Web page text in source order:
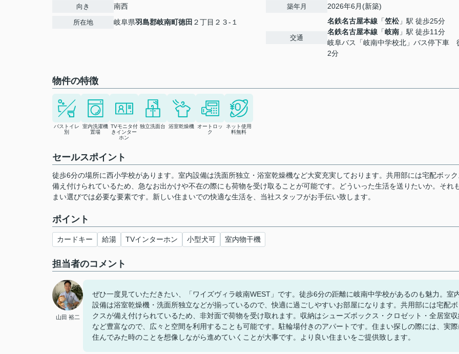
向き 南西
所在地 岐阜県羽島郡岐南町徳田 ２丁目２３-１
築年月 2026年6月(新築)
交通
名鉄名古屋本線 「笠松」駅 徒歩25分
名鉄名古屋本線 「岐南 」駅 徒歩11分
岐阜バス「岐南中学校北」バス停下車
2分
物件の特徴
バストイレ
別
室内洗濯機
置場
TVモニタ付
きインター
ホン
独立洗面台 浴室乾燥機
オートロッ
ク
ネット使用
料無料
セールスポイント
徒歩6分の場所に西小学校があります。室内設備は洗面所独立・浴室乾燥機など大変充実しております。共用部には宅配ボッ
備え付けられているため、急なお出かけや不在の際にも荷物を受け取ることが可能です。どういった生活を送りたいか。それ
まい選びでは必要な要素です。新しい住まいでの快適な生活を、当社スタッフがお手伝い致します。
ポイント
カードキー 給湯 TVインターホン 小型犬可 室内物干機
担当者のコメント
山田 裕二
ぜひ一度見ていただきたい、「ワイズヴィラ岐南WEST」です。徒歩6分の距離に岐南中学校があるのも魅力。室
設備は浴室乾燥機・洗面所独立などが揃っているので、快適に過ごしやすいお部屋になります。共用部には宅配ボ
クスが備え付けられているため、非対面で荷物を受け取れます。収納はシューズボックス・クロゼット・全居室収
など豊富なので、広々と空間を利用することも可能です。駐輪場付きのアパートです。住まい探しの際には、実際
住んでみた時のことを想像しながら進めていくことが大事です。より良い住まいをご提供致します。